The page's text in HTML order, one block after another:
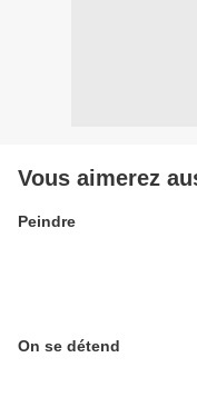
Vous aimerez
Peindre
On se détend